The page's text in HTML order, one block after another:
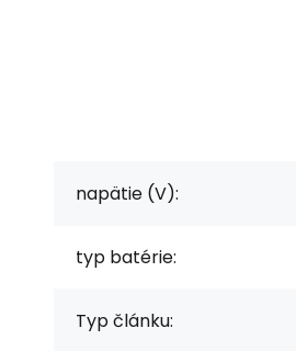
napätie (V):
typ batérie:
Typ článku: